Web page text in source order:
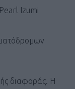
Izumi
διαφοράς. Η